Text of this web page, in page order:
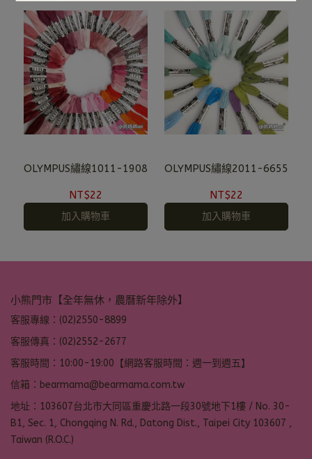
OLYMPUS繡線1011-1908
NT$22
加入購物車
OLYMPUS繡線2011-6655
NT$22
加入購物車
小熊門市【全年無休，農曆新年除外】
客服專線：(02)2550-8899
客服傳真：(02)2552-2677
客服時間：10:00-19:00【網路客服時間：週一到週五】
信箱：bearmama@bearmama.com.tw
地址：103607台北市大同區重慶北路一段30號地下1樓 / No. 30-
B1, Sec. 1, Chongqing N. Rd., Datong Dist., Taipei City 103607 ,
Taiwan (R.O.C.)